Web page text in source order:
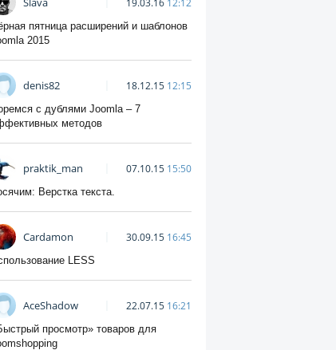
19.03.16 12:12
пятница расширений и шаблонов
2015
denis82 18.12.15 12:15
с дублями Joomla – 7
методов
praktik_man 07.10.15 15:50
Верстка текста.
Cardamon 30.09.15 16:45
LESS
AceShadow 22.07.15 16:21
просмотр» товаров для